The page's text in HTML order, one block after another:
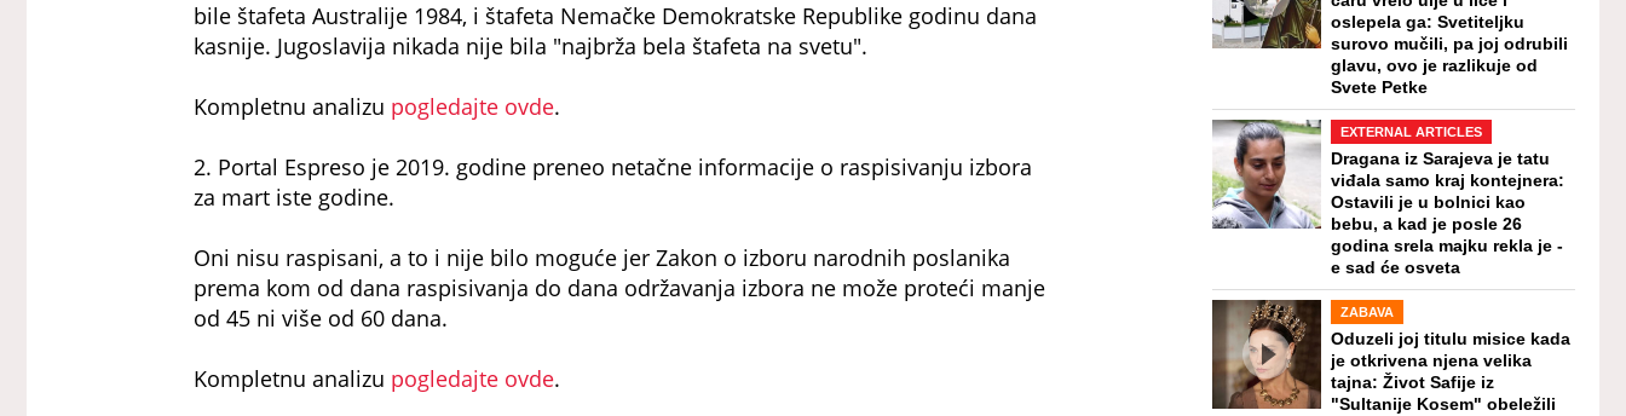
bile štafeta Australije 1984, i štafeta Nemačke Demokratske Republike godinu dana
kasnije. Jugoslavija nikada nije bila "najbrža bela štafeta na svetu".
Kompletnu analizu pogledajte ovde.
2. Portal Espreso je 2019. godine preneo netačne informacije o raspisivanju izbora
za mart iste godine.
Oni nisu raspisani, a to i nije bilo moguće jer Zakon o izboru narodnih poslanika
prema kom od dana raspisivanja do dana održavanja izbora ne može proteći manje
od 45 ni više od 60 dana.
Kompletnu analizu pogledajte ovde.
oslepela ga: Svetiteljku
surovo mučili, pa joj odrubili
glavu, ovo je razlikuje od
Svete Petke
EXTERNAL ARTICLES
Dragana iz Sarajeva je tatu
viđala samo kraj kontejnera:
Ostavili je u bolnici kao
bebu, a kad je posle 26
godina srela majku rekla je -
e sad će osveta
ZABAVA
Oduzeli joj titulu misice kada
je otkrivena njena velika
tajna: Život Safije iz
"Sultanije Kosem" obeležili